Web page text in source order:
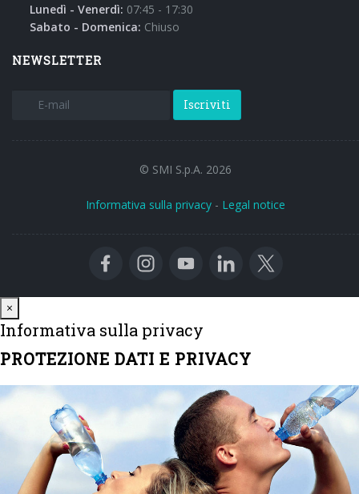
Lunedì - Venerdì: 07:45 - 17:30
Sabato - Domenica: Chiuso
NEWSLETTER
Iscriviti
© SMI S.p.A. 2026
Informativa sulla privacy - Legal notice
×
Informativa sulla privacy
PROTEZIONE DATI E PRIVACY